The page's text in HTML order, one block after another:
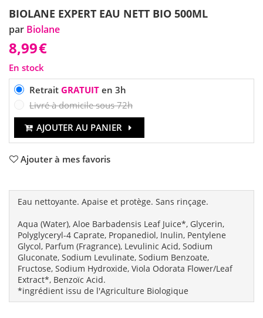
BIOLANE EXPERT EAU NETT BIO 500ML
par Biolane
8,99€
En stock
Retrait GRATUITen 3h
Livré à domicile sous 72h
AJOUTER AU PANIER
Ajouter à mes favoris
Eau nettoyante. Apaise et protège. Sans rinçage.
Aqua (Water), Aloe Barbadensis Leaf Juice*, Glycerin,
Polyglyceryl-4 Caprate, Propanediol, Inulin, Pentylene
Glycol, Parfum (Fragrance), Levulinic Acid, Sodium
Gluconate, Sodium Levulinate, Sodium Benzoate,
Fructose, Sodium Hydroxide, Viola Odorata Flower/Leaf
Extract*, Benzoïc Acid.
*ingrédient issu de l'Agriculture Biologique